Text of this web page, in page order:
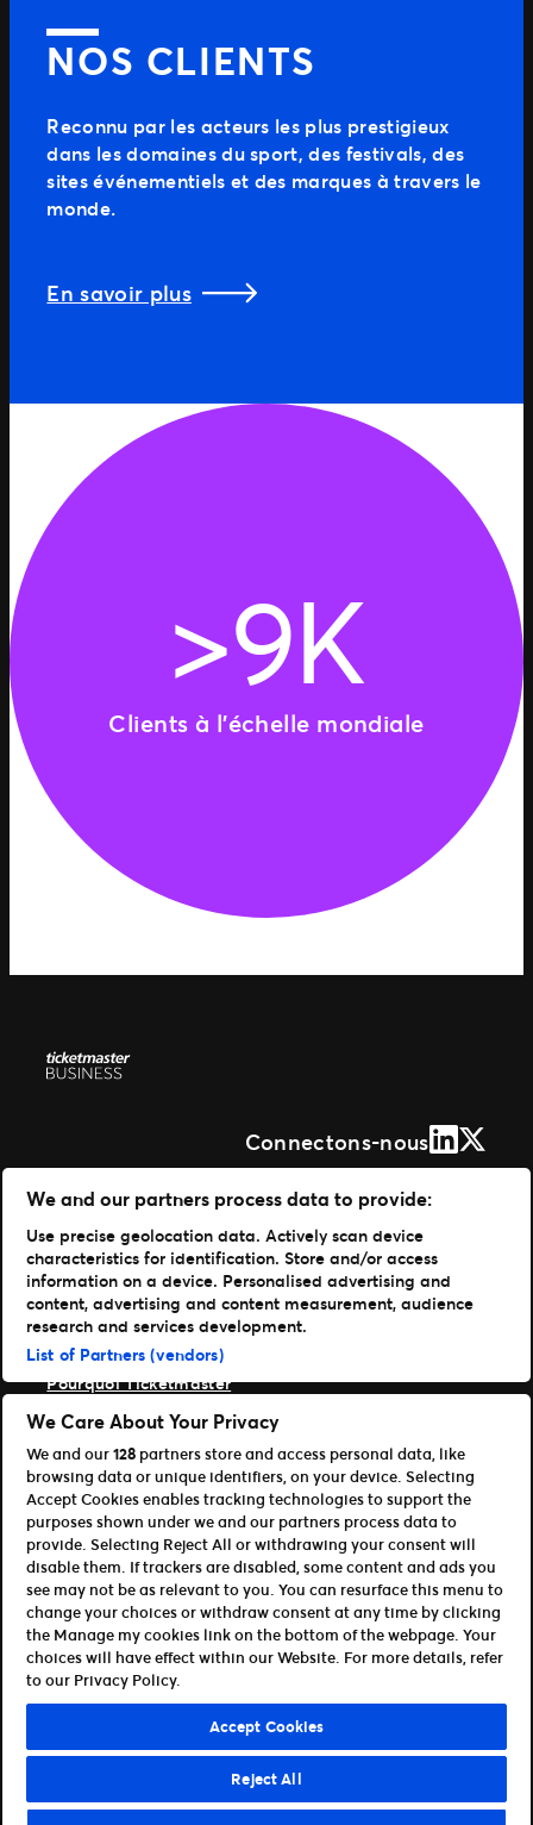
NOS CLIENTS
Reconnu par les acteurs les plus prestigieux
dans les domaines du sport, des festivals, des
sites événementiels et des marques à travers le
monde.
En savoir plus
>9K
Clients à l’échelle mondiale
Connectons-nousLinkedIn
X
Solutions
Gestion de vos événements
Distribuer vos billets
Des experts à votre service
Expérience fan
Entreprise
Pourquoi Ticketmaster
Notre histoire
Carrières Live Nation
Ressources
Accès Organisateur
Référencer votre événement
Devenir affilié
CSE, Agence & Revendeur
Conditions d’utilisationPolitique de confidentialité
Politique relative aux cookies
France
We and our partners process data to provide:
Use precise geolocation data. Actively scan device
characteristics for identification. Store and/or access
information on a device. Personalised advertising and
content, advertising and content measurement, audience
research and services development.
List of Partners (vendors)
We Care About Your Privacy
We and our128 partners store and access personal data, like
browsing data or unique identifiers, on your device. Selecting
Accept Cookies enables tracking technologies to support the
purposes shown under we and our partners process data to
provide. Selecting Reject All or withdrawing your consent will
disable them. If trackers are disabled, some content and ads you
see may not be as relevant to you. You can resurface this menu to
change your choices or withdraw consent at any time by clicking
the Manage my cookies link on the bottom of the webpage. Your
choices will have effect within our Website. For more details, refer
to our Privacy Policy.
Accept Cookies
Reject All